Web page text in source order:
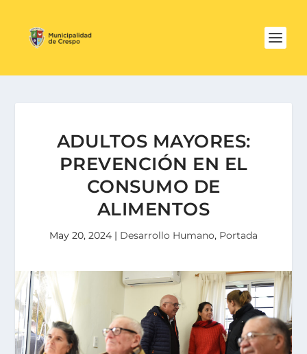
ADULTOS MAYORES:
PREVENCIÓN EN EL
CONSUMO DE
ALIMENTOS
May 20, 2024 | Desarrollo Humano, Portada